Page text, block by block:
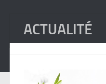
ACTUALITÉ